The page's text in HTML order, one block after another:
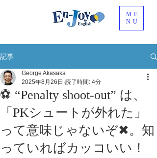
ME
NU
記事
⚽ “Penalty shoot-out” は、
「PKシュートが外れた」
って意味じゃないぞ✖。知
っていればカッコいい！
George Akasaka
2025年8月26日 読了時間: 4分